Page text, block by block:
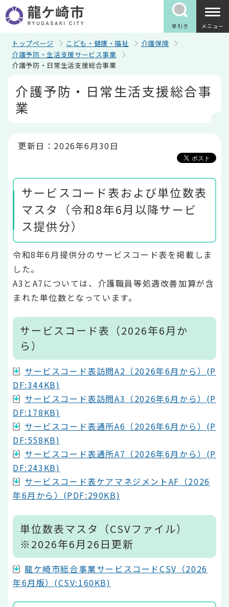
の
ペ
早引き メニュー
トップページ こども・健康・福祉
介護保険
介護予防・生活支援サービス事業
介護予防・日常生活支援総合事業
介護予防・日常生活支援総合事
業
更新日：2026年6月30日
サービスコード表および単位数表
マスタ（令和8年6月以降サービ
ス提供分）
令和8年6月提供分のサービスコード表を掲載しま
した。
A3とA7については、介護職員等処遇改善加算が含
まれた単位数となっています。
サービスコード表（2026年6月か
ら）
サービスコード表訪問A2（2026年6月から）(P
DF:344KB)
サービスコード表訪問A3（2026年6月から）(P
DF:178KB)
サービスコード表通所A6（2026年6月から）(P
DF:558KB)
サービスコード表通所A7（2026年6月から）(P
DF:243KB)
サービスコード表ケアマネジメントAF（2026
年6月から）(PDF:290KB)
単位数表マスタ（CSVファイル）
※2026年6月26日更新
龍ケ崎市総合事業サービスコードCSV（2026
年6月版）(CSV:160KB)